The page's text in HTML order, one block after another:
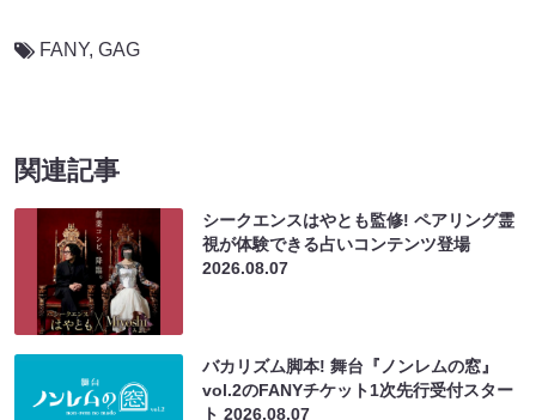
FANY, GAG
関連記事
シークエンスはやとも監修! ペアリング霊
視が体験できる占いコンテンツ登場
2026.08.07
バカリズム脚本! 舞台『ノンレムの窓』
vol.2のFANYチケット1次先行受付スター
ト2026.08.07